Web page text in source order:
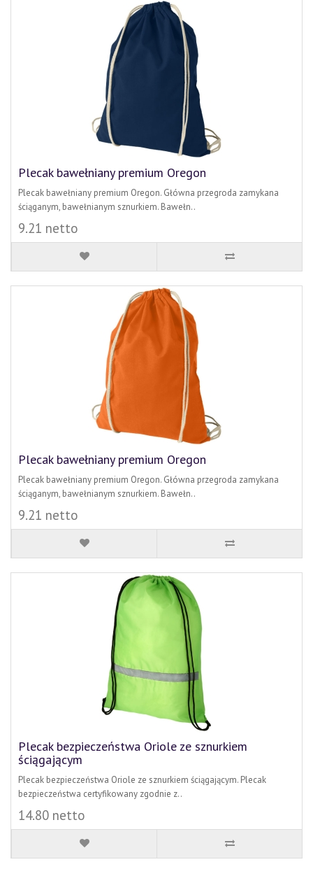
Plecak bawełniany premium Oregon
Plecak bawełniany premium Oregon. Główna przegroda zamykana
ściąganym, bawełnianym sznurkiem. Bawełn..
9.21 netto
Plecak bawełniany premium Oregon
Plecak bawełniany premium Oregon. Główna przegroda zamykana
ściąganym, bawełnianym sznurkiem. Bawełn..
9.21 netto
Plecak bezpieczeństwa Oriole ze sznurkiem
ściągającym
Plecak bezpieczeństwa Oriole ze sznurkiem ściągającym. Plecak
bezpieczeństwa certyfikowany zgodnie z..
14.80 netto